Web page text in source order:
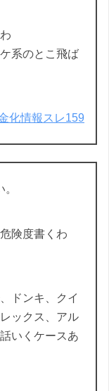
系のとこ飛ば
化情報スレ159
険度書くわ
ドンキ、クイ
ックス、アル
いくケースあ